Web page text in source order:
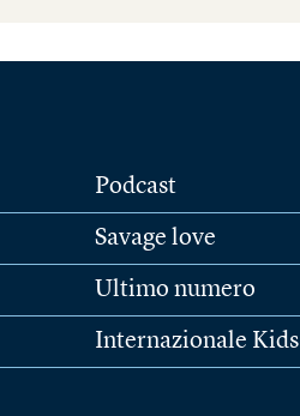
Podcast
Savage love
Ultimo numero
Internazionale Kids